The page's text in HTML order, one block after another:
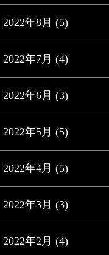
2022年8月 (5)
2022年7月 (4)
2022年6月 (3)
2022年5月 (5)
2022年4月 (5)
2022年3月 (3)
2022年2月 (4)